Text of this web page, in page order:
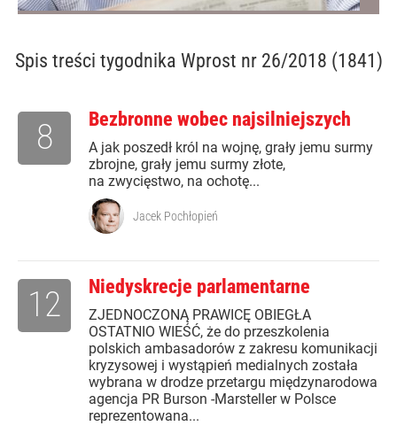
Spis treści tygodnika Wprost nr 26/2018 (1841)
Bezbronne wobec najsilniejszych
A jak poszedł król na wojnę, grały jemu surmy
zbrojne, grały jemu surmy złote,
na zwycięstwo, na ochotę...
8
Jacek Pochłopień
Niedyskrecje parlamentarne
ZJEDNOCZONĄ PRAWICĘ OBIEGŁA
OSTATNIO WIEŚĆ, że do przeszkolenia
polskich ambasadorów z zakresu komunikacji
kryzysowej i wystąpień medialnych została
wybrana w drodze przetargu międzynarodowa
agencja PR Burson -Marsteller w Polsce
reprezentowana...
12